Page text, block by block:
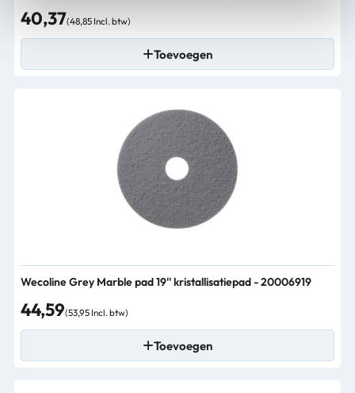
40,37(48,85 Incl. btw)
Toevoegen
Wecoline Grey Marble pad 19'' kristallisatiepad - 20006919
44,59(53,95 Incl. btw)
Toevoegen